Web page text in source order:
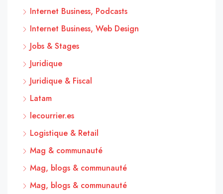
Internet Business, Podcasts
Internet Business, Web Design
Jobs & Stages
Juridique
Juridique & Fiscal
Latam
lecourrier.es
Logistique & Retail
Mag & communauté
Mag, blogs & communauté
Mag, blogs & communauté